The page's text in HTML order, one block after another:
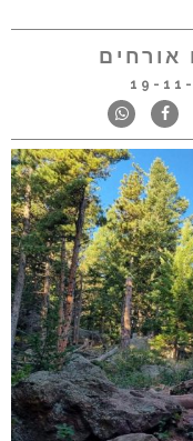
אורחים
19-